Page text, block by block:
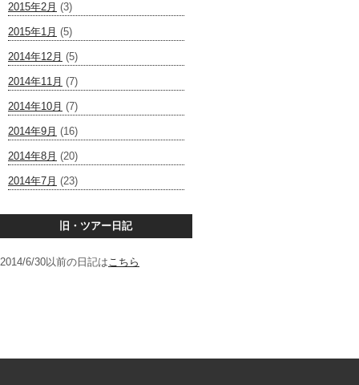
2015年2月 (3)
2015年1月 (5)
2014年12月 (5)
2014年11月 (7)
2014年10月 (7)
2014年9月 (16)
2014年8月 (20)
2014年7月 (23)
旧・ツアー日記
2014/6/30以前の日記はこちら